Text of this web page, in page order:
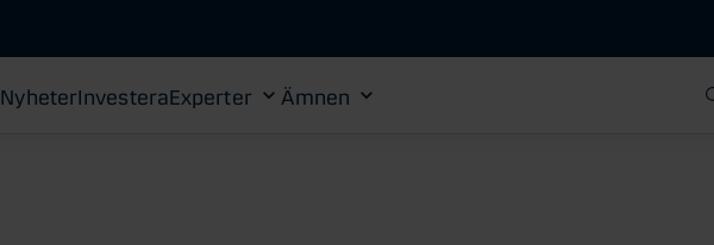
NyheterInvesteraExperter Ämnen